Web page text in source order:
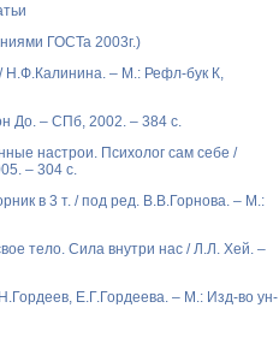
ГОСТа 2003г.)
Н.Ф.Калинина. – М.: Рефл-бук К,
До. – СПб, 2002. – 384 с.
настрои. Психолог сам себе /
– 304 с.
в 3 т. / под ред. В.В.Горнова. – М.:
тело. Сила внутри нас / Л.Л. Хей. –
Е.Г.Гордеева. – М.: Изд-во ун-